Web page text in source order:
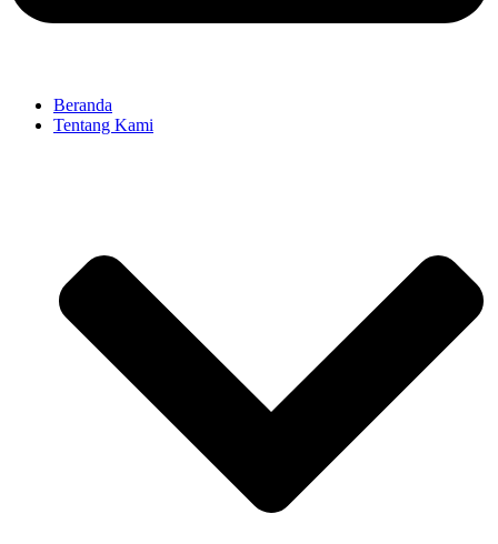
Beranda
Tentang Kami